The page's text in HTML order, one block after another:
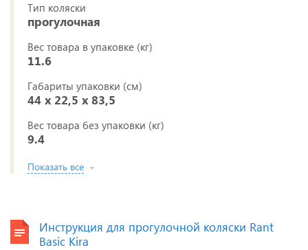
Тип коляски
прогулочная
Вес товара в упаковке (кг)
11.6
Габариты упаковки (см)
44 x 22,5 x 83,5
Вес товара без упаковки (кг)
9.4
Показать все
Инструкция для прогулочной коляски Rant
Basic Kira